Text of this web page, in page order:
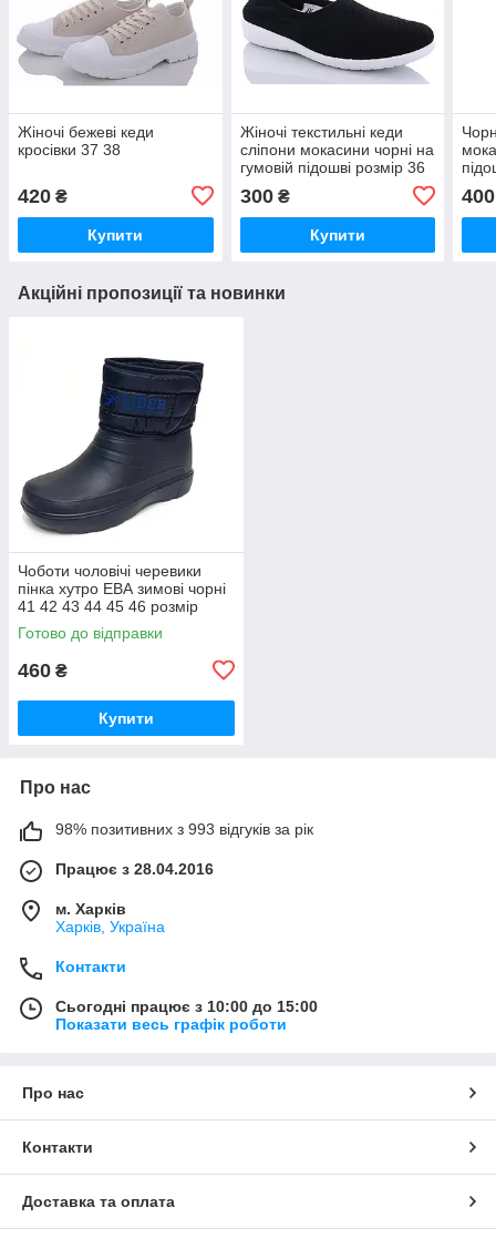
Жіночі бежеві кеди
кросівки 37 38
420 ₴
Купити
Жіночі текстильні кеди
сліпони мокасини чорні на
гумовій підошві розмір 36
300₴
Купити
400
Акційні пропозиції та новинки
Чоботи чоловічі черевики
пінка хутро ЕВА зимові чорні
41 42 43 44 45 46 розмір
Готово до відправки
460 ₴
Купити
Про нас
98% позитивних з 993 відгуків за рік
Працює з 28.04.2016
м. Харків
Харків, Україна
Контакти
Сьогодні працює з 10:00 до 15:00
Показати весь графік роботи
Про нас
Контакти
Доставка та оплата